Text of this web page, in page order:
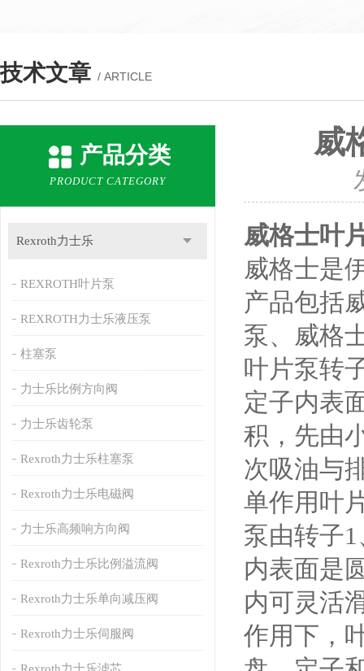
技术文章 / ARTICLE
产品分类
PRODUCT CATEGORY
Rexroth力士乐
REXROTH叶片泵
REXROTH力士乐液压泵
柱塞泵
力士乐比例方向阀
力士乐齿轮泵
Rexroth力士乐柱塞泵
Rexroth力士乐电磁阀
力士乐高频响方向阀
Rexroth力士乐比例溢流阀
Rexroth力士乐单向减压阀
Rexroth力士乐伺服阀
威
威格士叶
威格士是
产品包括
泵、威格
叶片泵转
定子内表
积，先由
次吸油与
单作用叶
泵由转子
内表面是
内可灵活
作用下，